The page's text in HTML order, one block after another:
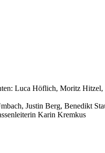
Luca Höflich, Moritz
Justin Berg, Benedikt
Karin Kremkus